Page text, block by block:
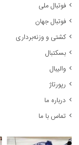
فوتبال ملی
فوتبال جهان
کشتی و وزنه‌برداری
بسکتبال
والیبال
رپورتاژ
درباره ما
تماس با ما